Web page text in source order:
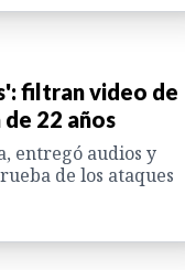
filtran video de
22 años
entregó audios y
de los ataques